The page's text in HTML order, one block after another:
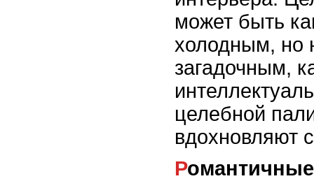
может быть
холодным, но
загадочным,
целебной
вдохновляют
Романтичные